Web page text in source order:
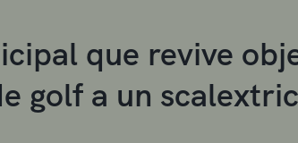
que revive
golf a un